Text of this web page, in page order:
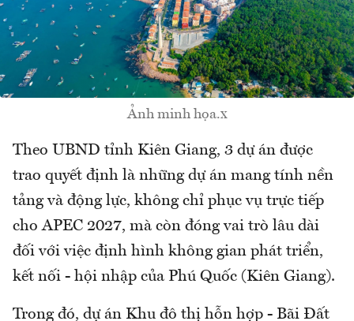
Ảnh minh họa.x
Theo UBND tỉnh Kiên Giang, 3 dự án được
trao quyết định là những dự án mang tính nền
tảng và động lực, không chỉ phục vụ trực tiếp
cho APEC 2027, mà còn đóng vai trò lâu dài
đối với việc định hình không gian phát triển,
kết nối - hội nhập của Phú Quốc (Kiên Giang).
Trong đó, dự án Khu đô thị hỗn hợp - Bãi Đất